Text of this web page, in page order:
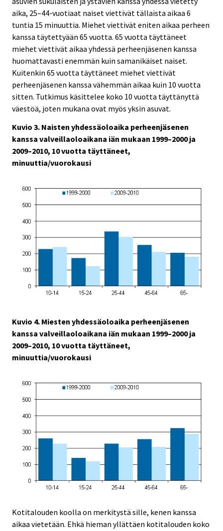
aika, 25–44-vuotiaat naiset viettivät tällaista aikaa 6
tuntia 15 minuuttia. Miehet viettivät eniten aikaa perheen
kanssa täytettyään 65 vuotta. 65 vuotta täyttäneet
miehet viettivät aikaa yhdessä perheenjäsenen kanssa
huomattavasti enemmän kuin samanikäiset naiset.
Kuitenkin 65 vuotta täyttäneet miehet viettivät
perheenjäsenen kanssa vähemmän aikaa kuin 10 vuotta
sitten. Tutkimus käsittelee koko 10 vuotta täyttänyttä
väestöä, joten mukana ovat myös yksin asuvat.
Kuvio 3. Naisten yhdessäoloaika perheenjäsenen
kanssa valveillaoloaikana iän mukaan 1999–2000 ja
2009–2010, 10 vuotta täyttäneet,
minuuttia/vuorokausi
Kuvio 4. Miesten yhdessäoloaika perheenjäsenen
kanssa valveillaoloaikana iän mukaan 1999–2000 ja
2009–2010, 10 vuotta täyttäneet,
minuuttia/vuorokausi
Kotitalouden koolla on merkitystä sille, kenen kanssa
aikaa vietetään. Ehkä hieman yllättäen kotitalouden koko